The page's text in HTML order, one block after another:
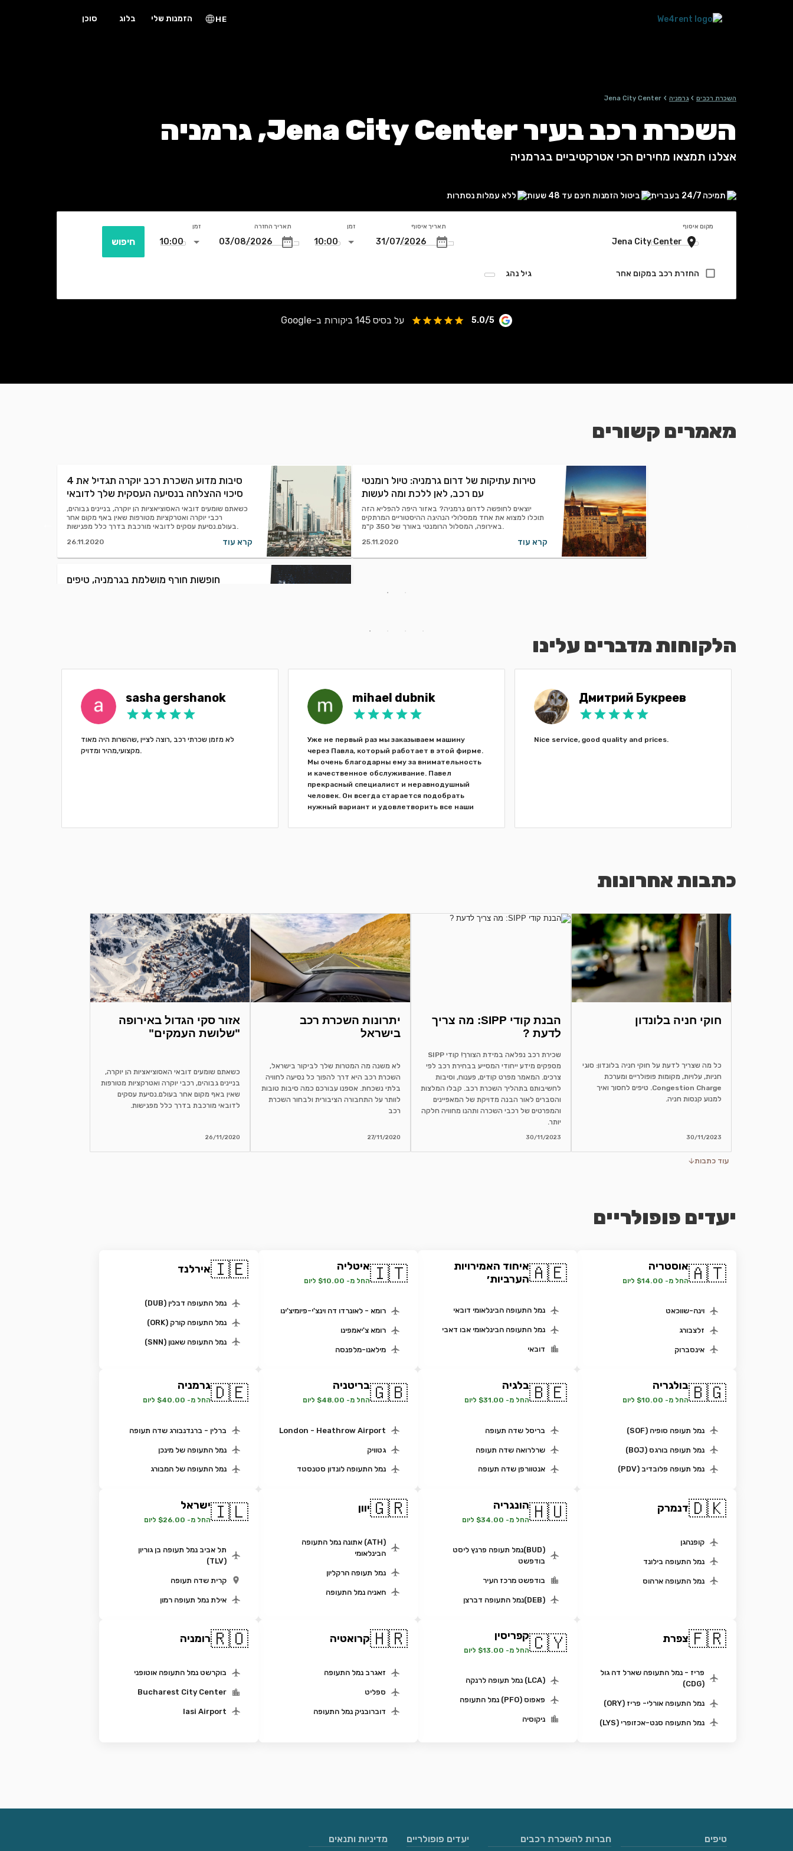
HE הזמנות שלי בלוג סוכן
השכרת רכבים › גרמניה ›
Jena City Center
השכרת רכב בעיר Jena City Center, גרמניה
אצלנו תמצאו מחירים הכי אטרקטיביים בגרמניה
תמיכה 24/7 בעברית ביטול הזמנות חינם עד 48 שעות ללא עמלות נסתרות
מקום איסוף
החזרת רכב במקום אחר גיל נהג
תאריך איסוף זמן תאריך החזרה זמן
חיפוש
5.0/5 על בסיס 145 ביקורות ב-Google
מאמרים קשורים
4 סיבות מדוע השכרת רכב יוקרה תגדיל את
סיכוי ההצלחה בנסיעה העסקית שלך לדובאי
כשאתם שומעים דובאי האסוציאציות הן יוקרה, בניינים גבוהים,
רכבי יוקרה ואטרקציות מטורפות שאין באף מקום אחר
בעולם.נסיעת עסקים לדובאי מורכבת בדרך כלל מפגישות.
26.11.2020
קרא עוד
טירות עתיקות של דרום גרמניה: טיול רומנטי
עם רכב, לאן ללכת ומה לעשות
יוצאים לחופשה לדרום גרמניה? באזור היפה להפליא הזה
תוכלו למצוא את אחד ממסלולי הנהיגה ההיסטוריים המרתקים
באירופה, המסלול הרומנטי באורך של 350 ק"מ.
25.11.2020
קרא עוד
חופשות חורף מושלמת בגרמניה, טיפים
הלקוחות מדברים עלינו
sasha gershanok
לא מזמן שכרתי רכב ,רוצה לציין ,שהשרות היה מאוד
מקצועי,מהיר ומדויק.
mihael dubnik
Уже не первый раз мы заказываем машину
через Павла, который работает в этой фирме.
Мы очень благодарны ему за внимательность
и качественное обслуживание. Павел
прекрасный специалист и неравнодушный
человек. Он всегда старается подобрать
нужный вариант и удовлетворить все наши
Дмитрий Букреев
Nice service, good quality and prices.
כתבות אחרונות
חוקי חניה בלונדון
כל מה שצריך לדעת על חוקי חניה בלונדון: סוגי
חניות, עלויות, מקומות פופולריים ומערכת
Congestion Charge. טיפים לחסוך ואיך
למנוע קנסות חניה.
30/11/2023
הבנת קודי SIPP: מה צריך
לדעת ?
שכירת רכב נפלאה במידת הצורך! קודי SIPP
מספקים מידע ייחודי המסייע בבחירת רכב לפי
צרכים. המאמר מפרט קודים, פענוח, וסיבות
לחשיבותם בתהליך השכרת רכב. קבלו המלצות
והסברים לאור הבנה מדויקת של המאפיינים
והמפרטים של רכבי השכרה ותהנו מחוויה חלקה
יותר.
30/11/2023
יתרונות השכרת רכב
בישראל
לא משנה מה המטרות שלך לביקור בישראל,
השכרת רכב היא דרך להפוך כל נסיעה לחוויה
בלתי נשכחת. אספנו עבורכם כמה סיבות טובות
לוותר על התחבורה הציבורית ולבחור השכרת
רכב
27/11/2020
אזור סקי הגדול באירופה
"שלושת העמקים"
כשאתם שומעים דובאי האסוציאציות הן יוקרה,
בניינים גבוהים, רכבי יוקרה ואטרקציות מטורפות
שאין באף מקום אחר בעולם.נסיעת עסקים
לדובאי מורכבת בדרך כלל מפגישות.
26/11/2020
עוד כתבות
יעדים פופולריים
🇦🇹אוסטריה
החל מ- $14.00 ליום
וינה-שווכאט
זלצבורג
אינסברוק
🇦🇪איחוד האמירויות
הערביות׳
נמל התעופה הבינלאומי דובאי
נמל התעופה הבינלאומי אבו דאבי
דובאי
🇮🇹איטליה
החל מ- $10.00 ליום
רומא - לאונרדו דה וינצ'י-פיומיצ'ינו
רומא צ'יאמפינו
מילאנו-מלפנסה
🇮🇪אירלנד
נמל התעופה דבלין (DUB)
נמל התעופה קורק (ORK)
נמל התעופה שאנון (SNN)
🇧🇬בולגריה
החל מ- $10.00 ליום
נמל תעופה סופיה (SOF)
נמל תעופה בורגס (BOJ)
נמל תעופה פלובדיב (PDV)
🇧🇪בלגיה
החל מ- $31.00 ליום
בריסל שדה תעופה
שרלרואה שדה תעופה
אנטוורפן שדה תעופה
🇬🇧בריטניה
החל מ- $48.00 ליום
London - Heathrow Airport
גטוויק
נמל התעופה לונדון סטנסטד
🇩🇪גרמניה
החל מ- $40.00 ליום
ברלין - ברנדנבורג שדה תעופה
נמל התעופה של מינכן
נמל התעופה של המבורג
🇩🇰דנמרק
קופנהגן
נמל התעופה בילונד
נמל התעופה ארהוס
🇭🇺הונגריה
החל מ- $34.00 ליום
(BUD)נמל תעופה פרנץ ליסט
בודפשט
בודפשט מרכז העיר
(DEB)נמל התעופה דברצן
🇬🇷יוון
(ATH) אתונה נמל התעופה
הבינלאומי
נמל תעופה הרקליון
חאניה נמל התעופה
🇮🇱ישראל
החל מ- $26.00 ליום
תל אביב נמל תעופה בן גוריון
(TLV)
קרית שדה תעופה
אילת נמל תעופה רמון
🇫🇷צפרת
פריז - נמל התעופה שארל דה גול
(CDG)
נמל התעופה אורלי- פריז (ORY)
נמל התעופה סנט-אכזופרי (LYS)
🇨🇾קפריסין
החל מ- $13.00 ליום
(LCA) נמל תעופה לרנקה
פאפוס (PFO) נמל התעופה
ניקוסיה
🇭🇷קרואטיה
זאגרב נמל התעופה
ספליט
דוברובניק נמל התעופה
🇷🇴רומניה
בוקרשט נמל התעופה אוטופני
Bucharest City Center
Iasi Airport
טיפים חברות להשכרת רכבים יעדים פופולריים מדיניות ותנאים